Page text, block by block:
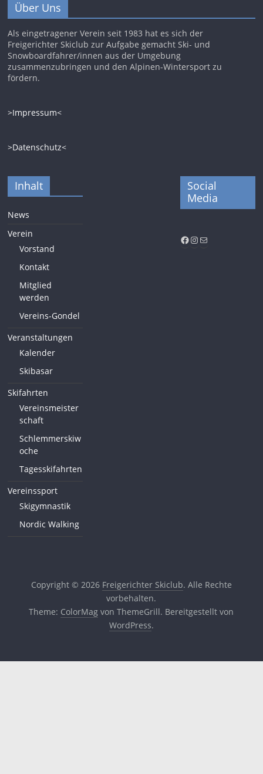
Über Uns
Als eingetragener Verein seit 1983 hat es sich der
Freigerichter Skiclub zur Aufgabe gemacht Ski- und
Snowboardfahrer/innen aus der Umgebung
zusammenzubringen und den Alpinen-Wintersport zu
fördern.
>Impressum<
>Datenschutz<
Inhalt
News
Verein
Vorstand
Kontakt
Mitglied
werden
Vereins-Gondel
Veranstaltungen
Kalender
Skibasar
Skifahrten
Vereinsmeister
schaft
Schlemmerskiw
oche
Tagesskifahrten
Vereinssport
Skigymnastik
Nordic Walking
Social
Media
Facebook
Instagram
E-Mail
Copyright © 2026 Freigerichter Skiclub. Alle Rechte
vorbehalten.
Theme: ColorMag von ThemeGrill. Bereitgestellt von
WordPress.